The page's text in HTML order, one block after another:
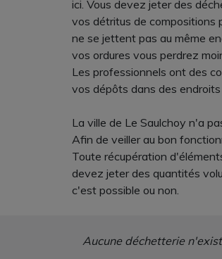
ici. Vous devez jeter des
vos détritus de compositions
ne se jettent pas au même
vos ordures vous perdrez
Les professionnels ont des
vos dépôts dans des endroits
La ville de Le Saulchoy n'a
Afin de veiller au bon
Toute récupération
devez jeter des quantités
c'est possible ou non.
Aucune déchetterie